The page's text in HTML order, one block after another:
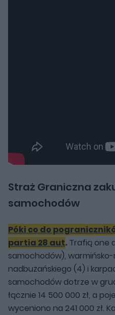
Straż Graniczna
samochodów
Póki co do
partia 28 aut. Trafią one
samochodów), warmińsko-
nadbużańskiego (4) i
samochodów dotrze w
łącznie 14 500 000 zł, a
wyceniono na 241 000 zł.